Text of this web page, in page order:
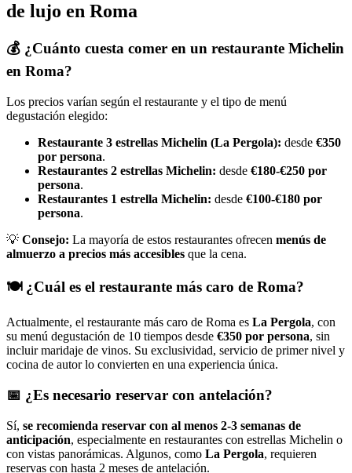
de lujo en Roma
💰 ¿Cuánto cuesta comer en un restaurante Michelin
en Roma?
Los precios varían según el restaurante y el tipo de menú
degustación elegido:
Restaurante 3 estrellas Michelin (La Pergola): desde €350
por persona.
Restaurantes 2 estrellas Michelin: desde €180-€250 por
persona.
Restaurantes 1 estrella Michelin: desde €100-€180 por
persona.
💡 Consejo: La mayoría de estos restaurantes ofrecen menús de
almuerzo a precios más accesibles que la cena.
🍽️ ¿Cuál es el restaurante más caro de Roma?
Actualmente, el restaurante más caro de Roma es La Pergola, con
su menú degustación de 10 tiempos desde €350 por persona, sin
incluir maridaje de vinos. Su exclusividad, servicio de primer nivel y
cocina de autor lo convierten en una experiencia única.
📅 ¿Es necesario reservar con antelación?
Sí, se recomienda reservar con al menos 2-3 semanas de
anticipación, especialmente en restaurantes con estrellas Michelin o
con vistas panorámicas. Algunos, como La Pergola, requieren
reservas con hasta 2 meses de antelación.